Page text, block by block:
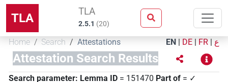
TLA TLA
2.5.1 (20)
Home Search Attestations EN | DE | FR | ع
Attestation Search Results
Search parameter: Lemma ID = 151470 Part of = ✓